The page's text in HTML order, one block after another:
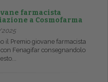
farmacista
a Cosmofarma
il Premio giovane farmacista
Fenagifar consegnandolo